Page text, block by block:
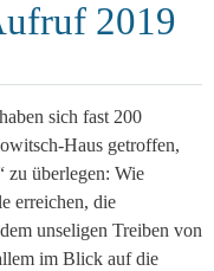
2019
sich fast 200
Haus getroffen,
zu überlegen: Wie
erreichen, die
unseligen Treiben von
im Blick auf die